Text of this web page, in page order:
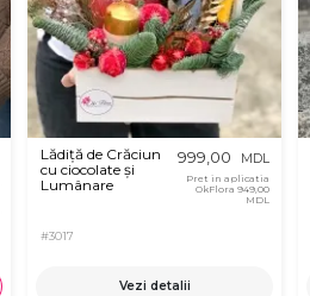
Lădiță de Crăciun
cu ciocolate și
Lumânare
#3017
999,00 MDL
Pret in aplicatia
OkFlora 949,00
MDL
Vezi detalii